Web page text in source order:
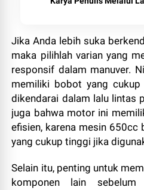
Jika Anda lebih suka
maka pilihlah varian yang
responsif dalam manuver.
memiliki bobot yang cukup
dikendarai dalam lalu lintas
juga bahwa motor ini
efisien, karena mesin 650cc
yang cukup tinggi jika
Selain itu, penting untuk
komponen lain sebelum